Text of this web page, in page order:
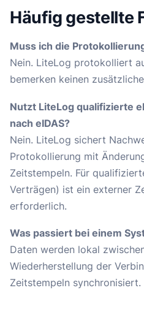
Häufig gestellte
Muss ich die
Nein. LiteLog protokolliert
bemerken keinen
Nutzt LiteLog qualifizierte
nach eIDAS?
Nein. LiteLog sichert
Protokollierung mit
Zeitstempeln. Für
Verträgen) ist ein externer
erforderlich.
Was passiert bei einem
Daten werden lokal
Wiederherstellung der
Zeitstempeln synchronisiert.